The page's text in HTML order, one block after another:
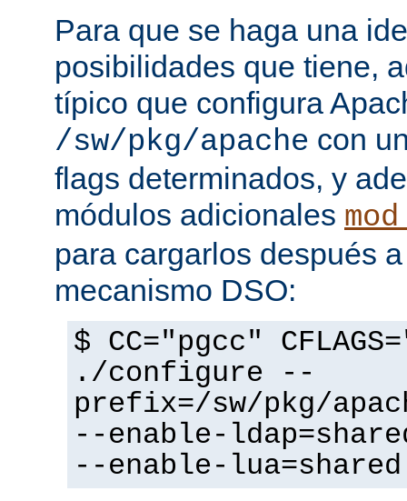
Para que se haga una
posibilidades que tiene,
típico que configura
/sw/pkg/apache con
flags determinados, y
módulos adicionales
para cargarlos después
mecanismo DSO:
$ CC="pgcc"
./configure --
prefix=/sw/pkg/
--enable-
--enable-lua=shared